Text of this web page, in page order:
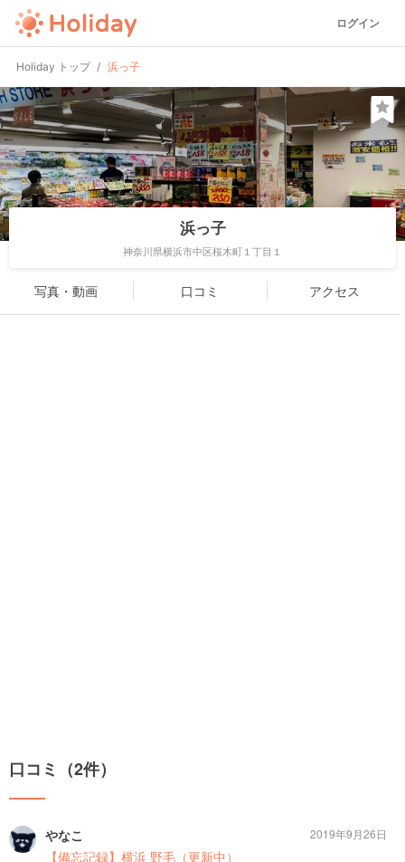
ログイン
Holiday トップ 浜っ子
浜っ子
神奈川県横浜市中区桜木町１丁目１
写真・動画 口コミ アクセス
口コミ（2件）
やなこ
【備忘記録】横浜 野毛（更新中）
2019年9月26日